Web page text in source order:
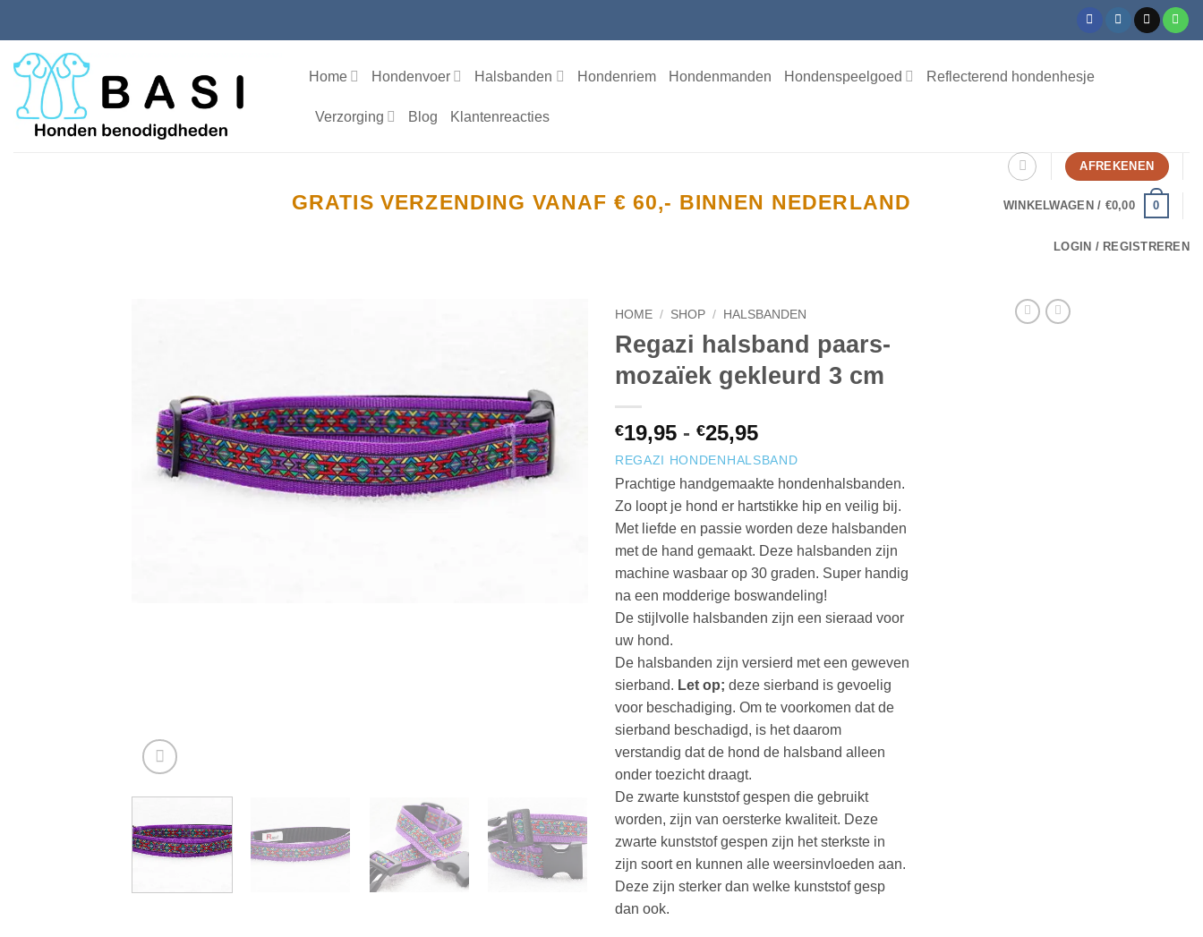
inhoud
Home
Hondenvoer Halsbanden Hondenriem Hondenmanden Hondenspeelgoed Reflecterend hondenhesje
Verzorging Blog Klantenreacties
GRATIS VERZENDING VANAF € 60,- BINNEN NEDERLAND
AFREKENEN
WINKELWAGEN / €0,00 0
LOGIN / REGISTREREN
verlanglijst
HOME / SHOP / HALSBANDEN
Regazi halsband paars-
mozaïek gekleurd 3 cm
€19,95 - €25,95Prijsklasse:
€19,95
tot
€25,95
REGAZI HONDENHALSBAND
Prachtige handgemaakte hondenhalsbanden.
Zo loopt je hond er hartstikke hip en veilig bij.
Met liefde en passie worden deze halsbanden
met de hand gemaakt. Deze halsbanden zijn
machine wasbaar op 30 graden. Super handig
na een modderige boswandeling!
De stijlvolle halsbanden zijn een sieraad voor
uw hond.
De halsbanden zijn versierd met een geweven
sierband. Let op; deze sierband is gevoelig
voor beschadiging. Om te voorkomen dat de
sierband beschadigd, is het daarom
verstandig dat de hond de halsband alleen
onder toezicht draagt.
De zwarte kunststof gespen die gebruikt
worden, zijn van oersterke kwaliteit. Deze
zwarte kunststof gespen zijn het sterkste in
zijn soort en kunnen alle weersinvloeden aan.
Deze zijn sterker dan welke kunststof gesp
dan ook.